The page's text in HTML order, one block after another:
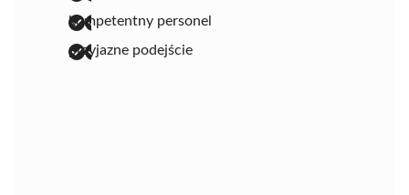
kompetentny personel
przyjazne podejście